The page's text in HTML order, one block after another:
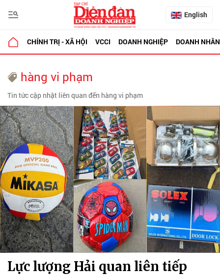
English
CHÍNH TRỊ - XÃ HỘI VCCI DOANH NGHIỆP DOANH NHÂN
hàng vi phạm
Tin tức cập nhật liên quan đến hàng vi phạm
Lực lượng Hải quan liên tiếp